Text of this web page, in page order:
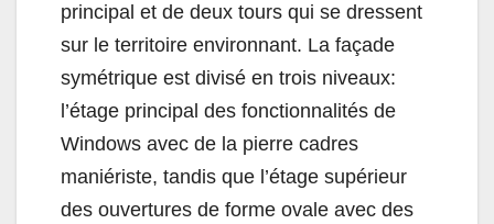
principal et de deux tours qui se dressent
sur le territoire environnant. La façade
symétrique est divisé en trois niveaux:
l’étage principal des fonctionnalités de
Windows avec de la pierre cadres
maniériste, tandis que l’étage supérieur
des ouvertures de forme ovale avec des